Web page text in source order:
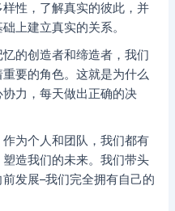
性，了解真实的彼此，并
上建立真实的关系。
的创造者和缔造者，我们
要的角色。这就是为什么
力，每天做出正确的决
为个人和团队，我们都有
造我们的未来。我们带头
发展–我们完全拥有自己的